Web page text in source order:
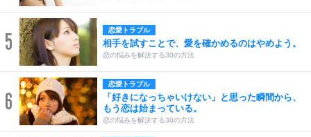
5 恋愛トラブル
相手を試すことで、愛を確かめるのはやめよう。
恋の悩みを解決する30の方法
6
恋愛トラブル
「好きになっちゃいけない」と思った瞬間から、
もう恋は始まっている。
恋の悩みを解決する30の方法